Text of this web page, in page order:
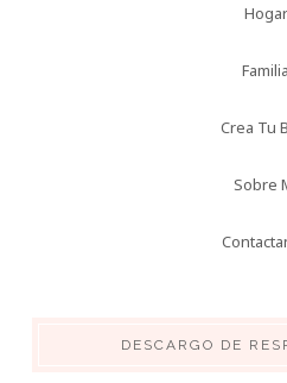
Hogar
Familia
Crea Tu
Sobre
DESCARGO DE